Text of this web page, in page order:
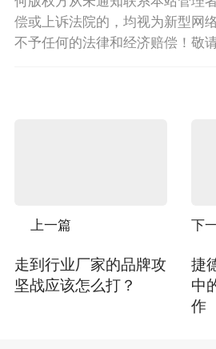
偿或上诉法院的，均视为新型网
不予任何的法律和经济赔偿！敬
上一篇
走到行业厂家的品牌攻
坚战应该怎么打？
下
捷
中
作